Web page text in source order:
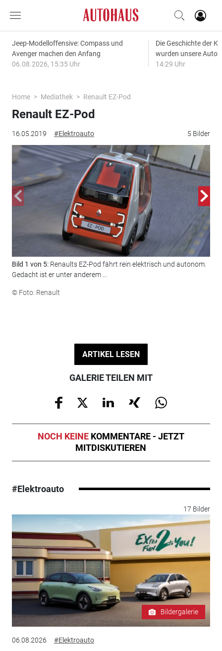
Jeep-Modelloffensive: Compass und
Avenger machen den Anfang
06.08.2026, 15:35 Uhr
Die Geschichte der
wurden unsere
14:29 Uhr
Home Mediathek Renault EZ-Pod
16.05.2019 #Elektroauto 5 Bilder
Renault EZ-Pod
Bild 1 von 5: Renaults EZ-Pod fährt rein elektrisch und autonom.
Gedacht ist er unter anderem ...
© Foto: Renault
ARTIKEL LESEN
GALERIE TEILEN MIT
NOCH KEINE KOMMENTARE - JETZT
MITDISKUTIEREN
#Elektroauto
17 Bilder
Bildergalerie
06.08.2026 #Elektroauto